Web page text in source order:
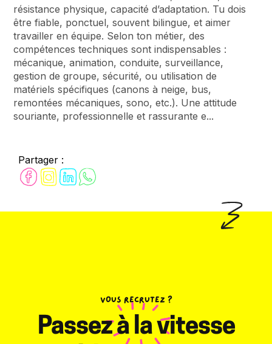
Partager :
résistance physique, capacité d’adaptation. Tu dois
être fiable, ponctuel, souvent bilingue, et aimer
travailler en équipe. Selon ton métier, des
compétences techniques sont indispensables :
mécanique, animation, conduite, surveillance,
gestion de groupe, sécurité, ou utilisation de
matériels spécifiques (canons à neige, bus,
remontées mécaniques, sono, etc.). Une attitude
souriante, professionnelle et rassurante e...
VOUS RECRUTEZ ?
Passez à la vitesse